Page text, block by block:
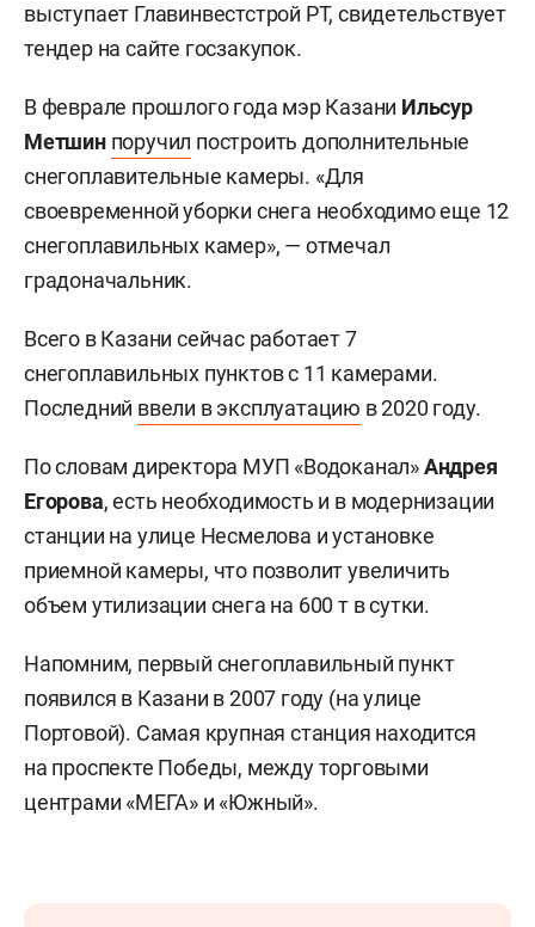
выступает Главинвестстрой РТ, свидетельствует
тендер на сайте госзакупок.
В феврале прошлого года мэр Казани Ильсур
Метшин поручил построить дополнительные
снегоплавительные камеры. «Для
своевременной уборки снега необходимо еще 12
снегоплавильных камер», — отмечал
градоначальник.
Всего в Казани сейчас работает 7
снегоплавильных пунктов с 11 камерами.
Последний ввели в эксплуатацию в 2020 году.
По словам директора МУП «Водоканал»Андрея
Егорова, есть необходимость и в модернизации
станции на улице Несмелова и установке
приемной камеры, что позволит увеличить
объем утилизации снега на 600 т в сутки.
Напомним, первый снегоплавильный пункт
появился в Казани в 2007 году (на улице
Портовой). Самая крупная станция находится
на проспекте Победы, между торговыми
центрами «МЕГА» и «Южный».